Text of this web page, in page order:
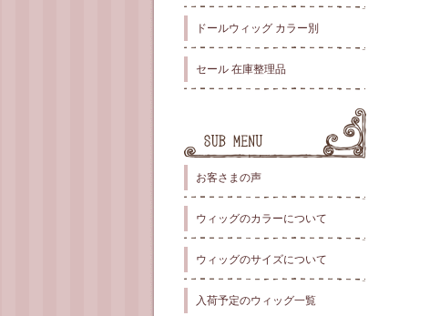
ドールウィッグ カラー別
セール 在庫整理品
お客さまの声
ウィッグのカラーについて
ウィッグのサイズについて
入荷予定のウィッグ一覧